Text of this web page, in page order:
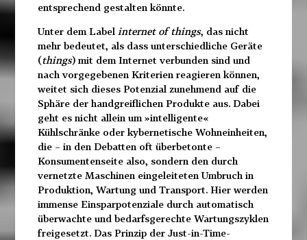
entsprechend gestalten könnte.
Unter dem Label internet of things, das nicht
mehr bedeutet, als dass unterschiedliche Geräte
(things) mit dem Internet verbunden sind und
nach vorgegebenen Kriterien reagieren können,
weitet sich dieses Potenzial zunehmend auf die
Sphäre der handgreiflichen Produkte aus. Dabei
geht es nicht allein um »intelligente«
Kühlschränke oder kybernetische Wohneinheiten,
die – in den Debatten oft überbetonte –
Konsumentenseite also, sondern den durch
vernetzte Maschinen eingeleiteten Umbruch in
Produktion, Wartung und Transport. Hier werden
immense Einsparpotenziale durch automatisch
überwachte und bedarfsgerechte Wartungszyklen
freigesetzt. Das Prinzip der Just-in-Time-